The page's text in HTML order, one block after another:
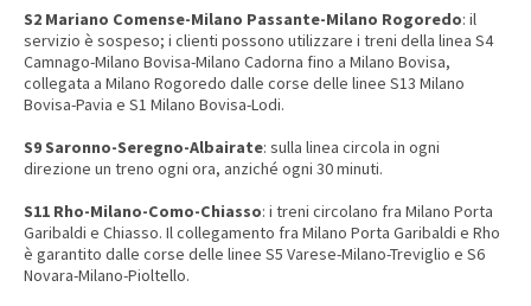
S2 Mariano Comense-Milano Passante-Milano Rogoredo: il
servizio è sospeso; i clienti possono utilizzare i treni della linea S4
Camnago-Milano Bovisa-Milano Cadorna fino a Milano Bovisa,
collegata a Milano Rogoredo dalle corse delle linee S13 Milano
Bovisa-Pavia e S1 Milano Bovisa-Lodi.
S9 Saronno-Seregno-Albairate: sulla linea circola in ogni
direzione un treno ogni ora, anziché ogni 30 minuti.
S11 Rho-Milano-Como-Chiasso: i treni circolano fra Milano Porta
Garibaldi e Chiasso. Il collegamento fra Milano Porta Garibaldi e Rho
è garantito dalle corse delle linee S5 Varese-Milano-Treviglio e S6
Novara-Milano-Pioltello.